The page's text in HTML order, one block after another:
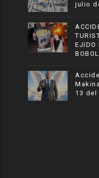
julio
EJIDO
13 del